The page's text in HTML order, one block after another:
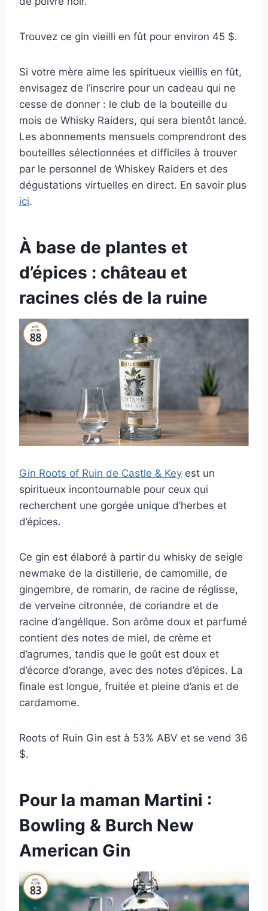
Trouvez ce gin vieilli en fût pour environ 45 $.
Si votre mère aime les spiritueux vieillis en fût,
envisagez de l’inscrire pour un cadeau qui ne
cesse de donner : le club de la bouteille du
mois de Whisky Raiders, qui sera bientôt lancé.
Les abonnements mensuels comprendront des
bouteilles sélectionnées et difficiles à trouver
par le personnel de Whiskey Raiders et des
dégustations virtuelles en direct. En savoir plus
ici.
À base de plantes et
d’épices : château et
racines clés de la ruine
Gin Roots of Ruin de Castle & Key est un
spiritueux incontournable pour ceux qui
recherchent une gorgée unique d’herbes et
d’épices.
Ce gin est élaboré à partir du whisky de seigle
newmake de la distillerie, de camomille, de
gingembre, de romarin, de racine de réglisse,
de verveine citronnée, de coriandre et de
racine d’angélique. Son arôme doux et parfumé
contient des notes de miel, de crème et
d’agrumes, tandis que le goût est doux et
d’écorce d’orange, avec des notes d’épices. La
finale est longue, fruitée et pleine d’anis et de
cardamome.
Roots of Ruin Gin est à 53% ABV et se vend 36
$.
Pour la maman Martini :
Bowling & Burch New
American Gin